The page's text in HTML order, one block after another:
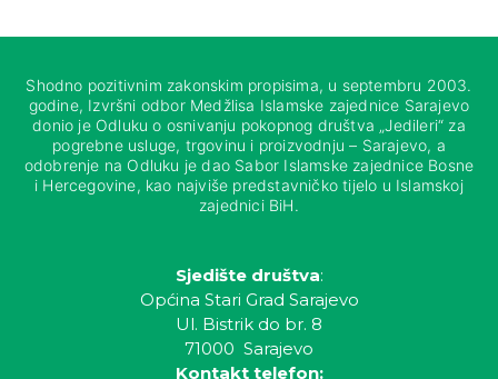
Shodno pozitivnim zakonskim propisima, u septembru 2003.
godine, Izvršni odbor Medžlisa Islamske zajednice Sarajevo
donio je Odluku o osnivanju pokopnog društva „Jedileri“ za
pogrebne usluge, trgovinu i proizvodnju – Sarajevo, a
odobrenje na Odluku je dao Sabor Islamske zajednice Bosne
i Hercegovine, kao najviše predstavničko tijelo u Islamskoj
zajednici BiH.
Sjedište društva:
Općina Stari Grad Sarajevo
Ul. Bistrik do br. 8
71000 Sarajevo
Kontakt telefon: